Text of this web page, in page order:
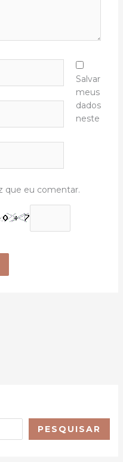
Salvar
meus
dados
neste
que eu comentar.
PESQUISAR